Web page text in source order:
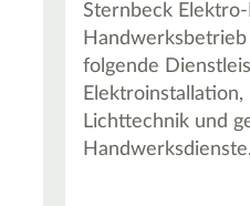
Sternbeck
folgende
Lichttechnik und